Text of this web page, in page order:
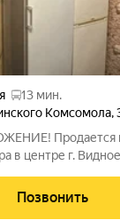
13 мин.
Комсомола,
Продается
в центре г.
д. 38, на 5 этаже 5
панелями,
Позвонить